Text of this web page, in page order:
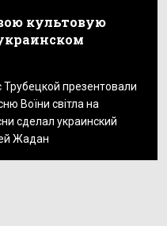
культовую
презентовали
Воїни світла на
сделал украинский
Жадан